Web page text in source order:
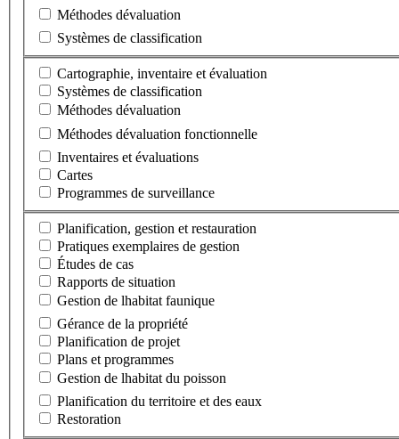
Méthodes dévaluation
Systèmes de classification
Cartographie, inventaire et évaluation
Systèmes de classification
Méthodes dévaluation
Méthodes dévaluation fonctionnelle
Inventaires et évaluations
Cartes
Programmes de surveillance
Planification, gestion et restauration
Pratiques exemplaires de gestion
Études de cas
Rapports de situation
Gestion de lhabitat faunique
Gérance de la propriété
Planification de projet
Plans et programmes
Gestion de lhabitat du poisson
Planification du territoire et des eaux
Restoration